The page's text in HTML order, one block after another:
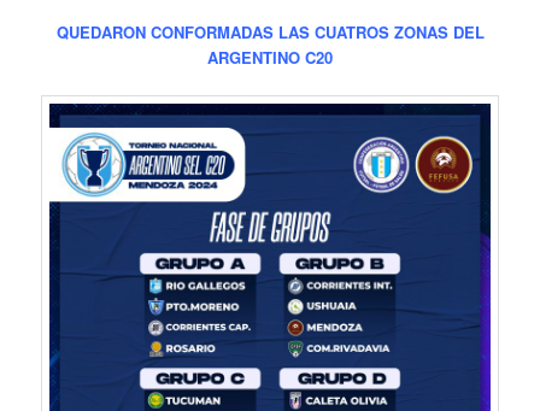
QUEDARON CONFORMADAS LAS CUATROS ZONAS DEL
ARGENTINO C20